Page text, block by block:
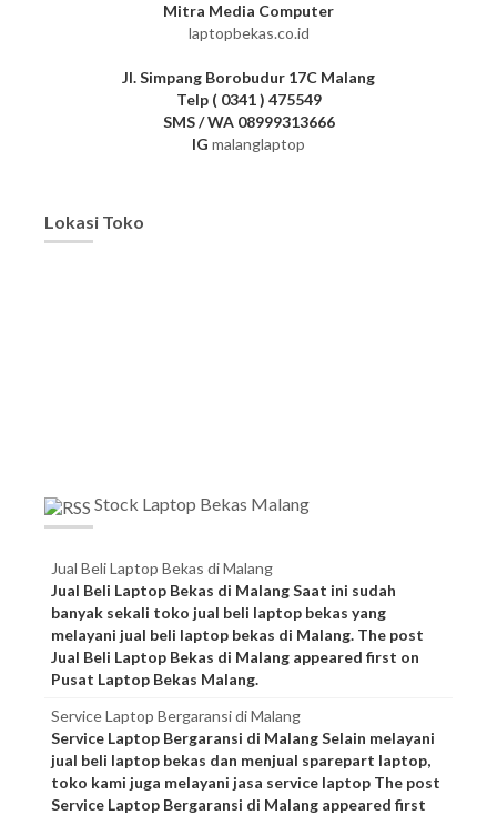
Mitra Media Computer
laptopbekas.co.id
Jl. Simpang Borobudur 17C Malang
Telp ( 0341 ) 475549
SMS / WA 08999313666
IG malanglaptop
Lokasi Toko
Stock Laptop Bekas Malang
Jual Beli Laptop Bekas di Malang
Jual Beli Laptop Bekas di Malang Saat ini sudah
banyak sekali toko jual beli laptop bekas yang
melayani jual beli laptop bekas di Malang. The post
Jual Beli Laptop Bekas di Malang appeared first on
Pusat Laptop Bekas Malang.
Service Laptop Bergaransi di Malang
Service Laptop Bergaransi di Malang Selain melayani
jual beli laptop bekas dan menjual sparepart laptop,
toko kami juga melayani jasa service laptop The post
Service Laptop Bergaransi di Malang appeared first